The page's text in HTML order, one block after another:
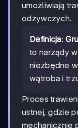
umożliwiają
odżywczych.
Definicja:
to narządy
niezbędne
wątroba i
Proces
ustnej, gdzie
mechanicznie